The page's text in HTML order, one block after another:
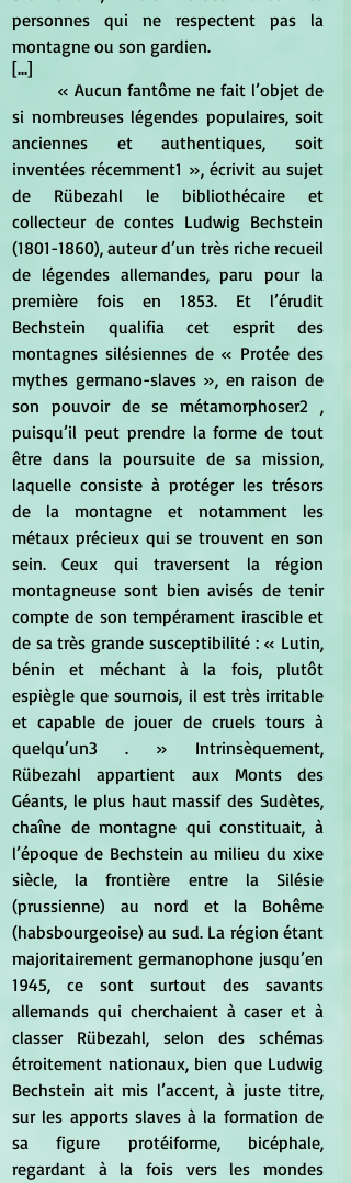
personnes qui ne respectent pas la
montagne ou son gardien.
[...]
si nombreuses légendes populaires, soit
anciennes et authentiques, soit
inventées récemment1 », écrivit au sujet
de Rübezahl le bibliothécaire et
collecteur de contes Ludwig Bechstein
(1801-1860), auteur d’un très riche recueil
de légendes allemandes, paru pour la
première fois en 1853. Et l’érudit
Bechstein qualifia cet esprit des
montagnes silésiennes de « Protée des
mythes germano-slaves », en raison de
son pouvoir de se métamorphoser2 ,
puisqu’il peut prendre la forme de tout
être dans la poursuite de sa mission,
laquelle consiste à protéger les trésors
de la montagne et notamment les
métaux précieux qui se trouvent en son
sein. Ceux qui traversent la région
montagneuse sont bien avisés de tenir
compte de son tempérament irascible et
de sa très grande susceptibilité : « Lutin,
bénin et méchant à la fois, plutôt
espiègle que sournois, il est très irritable
et capable de jouer de cruels tours à
quelqu’un3 . » Intrinsèquement,
Rübezahl appartient aux Monts des
Géants, le plus haut massif des Sudètes,
chaîne de montagne qui constituait, à
l’époque de Bechstein au milieu du xixe
siècle, la frontière entre la Silésie
(prussienne) au nord et la Bohême
(habsbourgeoise) au sud. La région étant
majoritairement germanophone jusqu’en
1945, ce sont surtout des savants
allemands qui cherchaient à caser et à
classer Rübezahl, selon des schémas
étroitement nationaux, bien que Ludwig
Bechstein ait mis l’accent, à juste titre,
sur les apports slaves à la formation de
sa figure protéiforme, bicéphale,
regardant à la fois vers les mondes